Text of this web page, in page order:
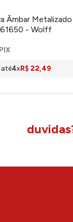
Âmbar Metalizado
61650 - Wolff
até4xR$ 22,49